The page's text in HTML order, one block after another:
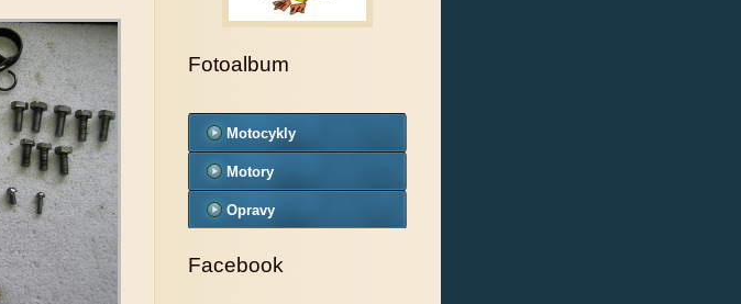
Fotoalbum
Motocykly
Motory
Opravy
Facebook